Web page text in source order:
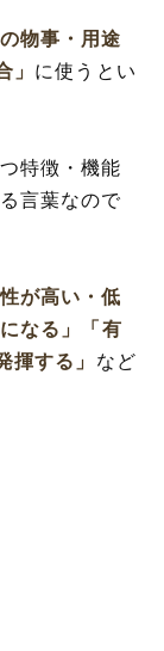
の物事・用途
」 に使うとい
特徴・機能
言葉なので
性が高い・低
なる」
「有
揮する」 など